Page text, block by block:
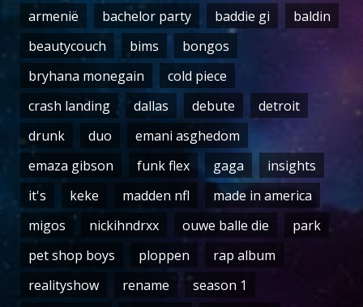
armenië
bachelor party baddie gi
baldin
beautycouch
bims
bongos
bryhana monegain
cold piece
crash landing
dallas debute
detroit
drunk
duo
emani asghedom
emaza gibson
funk flex gaga
insights
it's
keke madden nfl
made in america
migos
nickihndrxx ouwe balle die
park
pet shop boys
ploppen
rap album
realityshow
rename
season 1